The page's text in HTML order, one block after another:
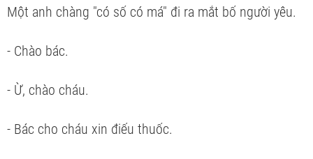
Một anh chàng "có số có má" đi ra mắt bố người yêu.
- Chào bác.
- Ừ, chào cháu.
- Bác cho cháu xin điếu thuốc.